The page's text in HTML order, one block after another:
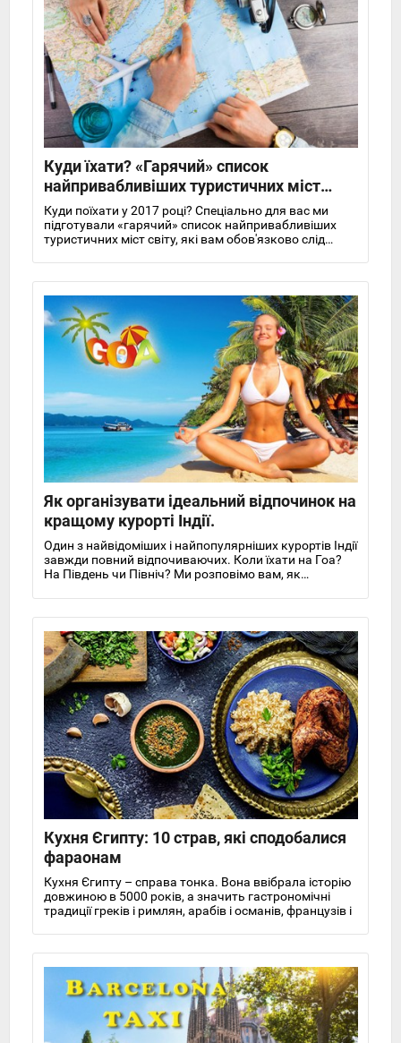
Куди їхати? «Гарячий» список
найпривабливіших туристичних міст
світу 2017 (частина 1)
Куди поїхати у 2017 році? Спеціально для вас ми
підготували «гарячий» список найпривабливіших
туристичних міст світу, які вам обов'язково слід
Як організувати ідеальний відпочинок на
кращому курорті Індії.
Один з найвідоміших і найпопулярніших курортів Індії
завжди повний відпочиваючих. Коли їхати на Гоа?
На Південь чи Північ? Ми розповімо вам, як
Кухня Єгипту: 10 страв, які сподобалися
фараонам
Кухня Єгипту – справа тонка. Вона ввібрала історію
довжиною в 5000 років, а значить гастрономічні
традиції греків і римлян, арабів і османів, французів і